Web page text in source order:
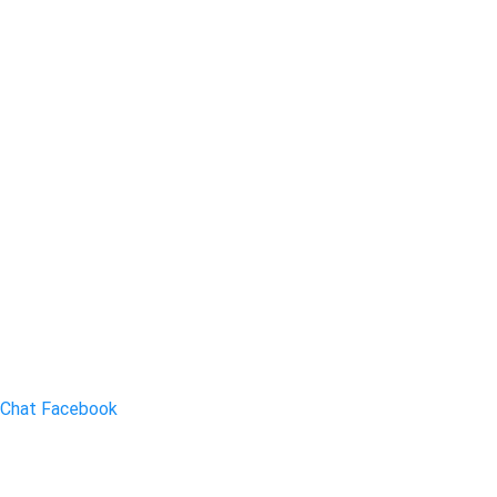
Chat Facebook